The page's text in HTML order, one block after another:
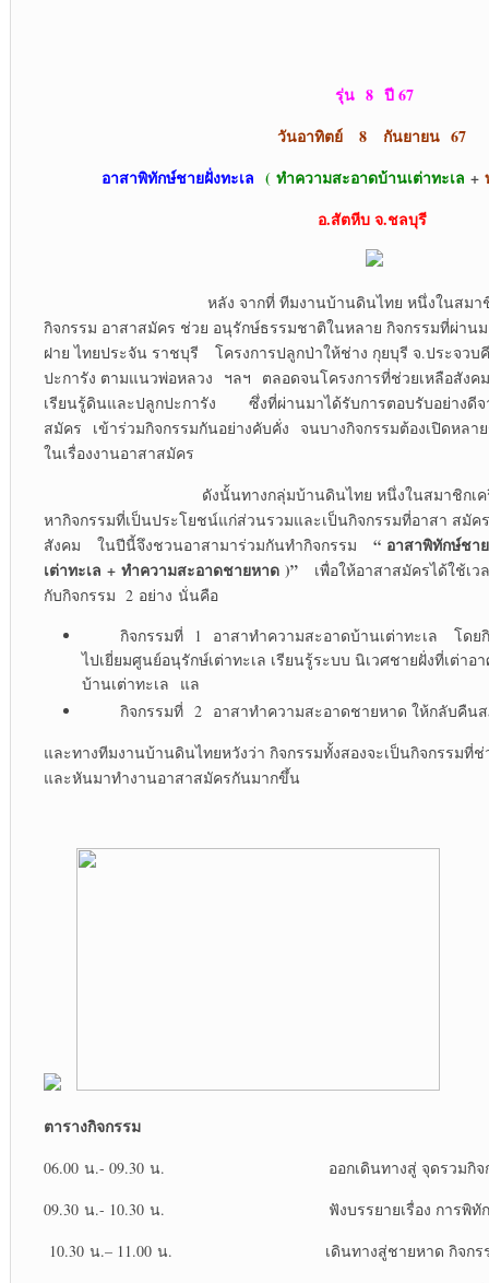
รุ่น 8 ปี 67
วันอาทิตย์ 8 กันยายน 67
อาสาพิทักษ์ชายฝั่งทะเล ( ทำความสะอาดบ้านเต่าทะเล +
อ.สัตหีบ จ.ชลบุรี
หลัง จากที่ ทีมงานบ้านดินไทย หนึ่งในสมาชิกเครื
กิจกรรม อาสาสมัคร ช่วย อนุรักษ์ธรรมชาติในหลาย กิจกรรมที่ผ่า
ฝาย ไทยประจัน ราชบุรี โครงการปลูกป่าให้ช่าง กุยบุรี จ.ประจว
ปะการัง ตามแนวพ่อหลวง ฯลฯ ตลอดจนโครงการที่ช่วยเหลือสังค
เรียนรู้ดินและปลูกปะการัง ซึ่งที่ผ่านมาได้รับการตอบรับอย่างดี
สมัคร เข้าร่วมกิจกรรมกันอย่างคับคั่ง จนบางกิจกรรมต้องเปิดหล
ในเรื่องงานอาสาสมัคร
ดังนั้นทางกลุ่มบ้านดินไทย หนึ่งในสมาชิกเครือข่าย
หากิจกรรมที่เป็นประโยชน์แก่ส่วนรวมและเป็นกิจกรรมที่อาสา สมั
สังคม ในปีนี้จึงชวนอาสามาร่วมกันทำกิจกรรม “ อาสาพิทักษ์ชา
เต่าทะเล + ทำความสะอาดชายหาด)”
เพื่อให้อาสาสมัครได้ใช้เ
กับกิจกรรม 2 อย่าง นั่นคือ
กิจกรรมที่ 1 อาสาทำความสะอาดบ้านเต่าทะเล โดยกิ
ไปเยี่ยมศูนย์อนุรักษ์เต่าทะเล เรียนรู้ระบบ นิเวศชายฝั่งที่เต่า
บ้านเต่าทะเล แล
กิจกรรมที่ 2 อาสาทำความสะอาดชายหาด ให้กลับคืนส
และทางทีมงานบ้านดินไทยหวังว่า กิจกรรมทั้งสองจะเป็นกิจกรรมที่ช่
และหันมาทำงานอาสาสมัครกันมากขึ้น
ตารางกิจกรรม
06.00 น.- 09.30 น. ออกเดินทางสู่ จุดรวมกิจก
09.30 น.- 10.30 น. ฟังบรรยายเรื่อง การพิทักษ์ช
10.30 น.– 11.00 น. เดินทางสู่ชายหาด กิจกร